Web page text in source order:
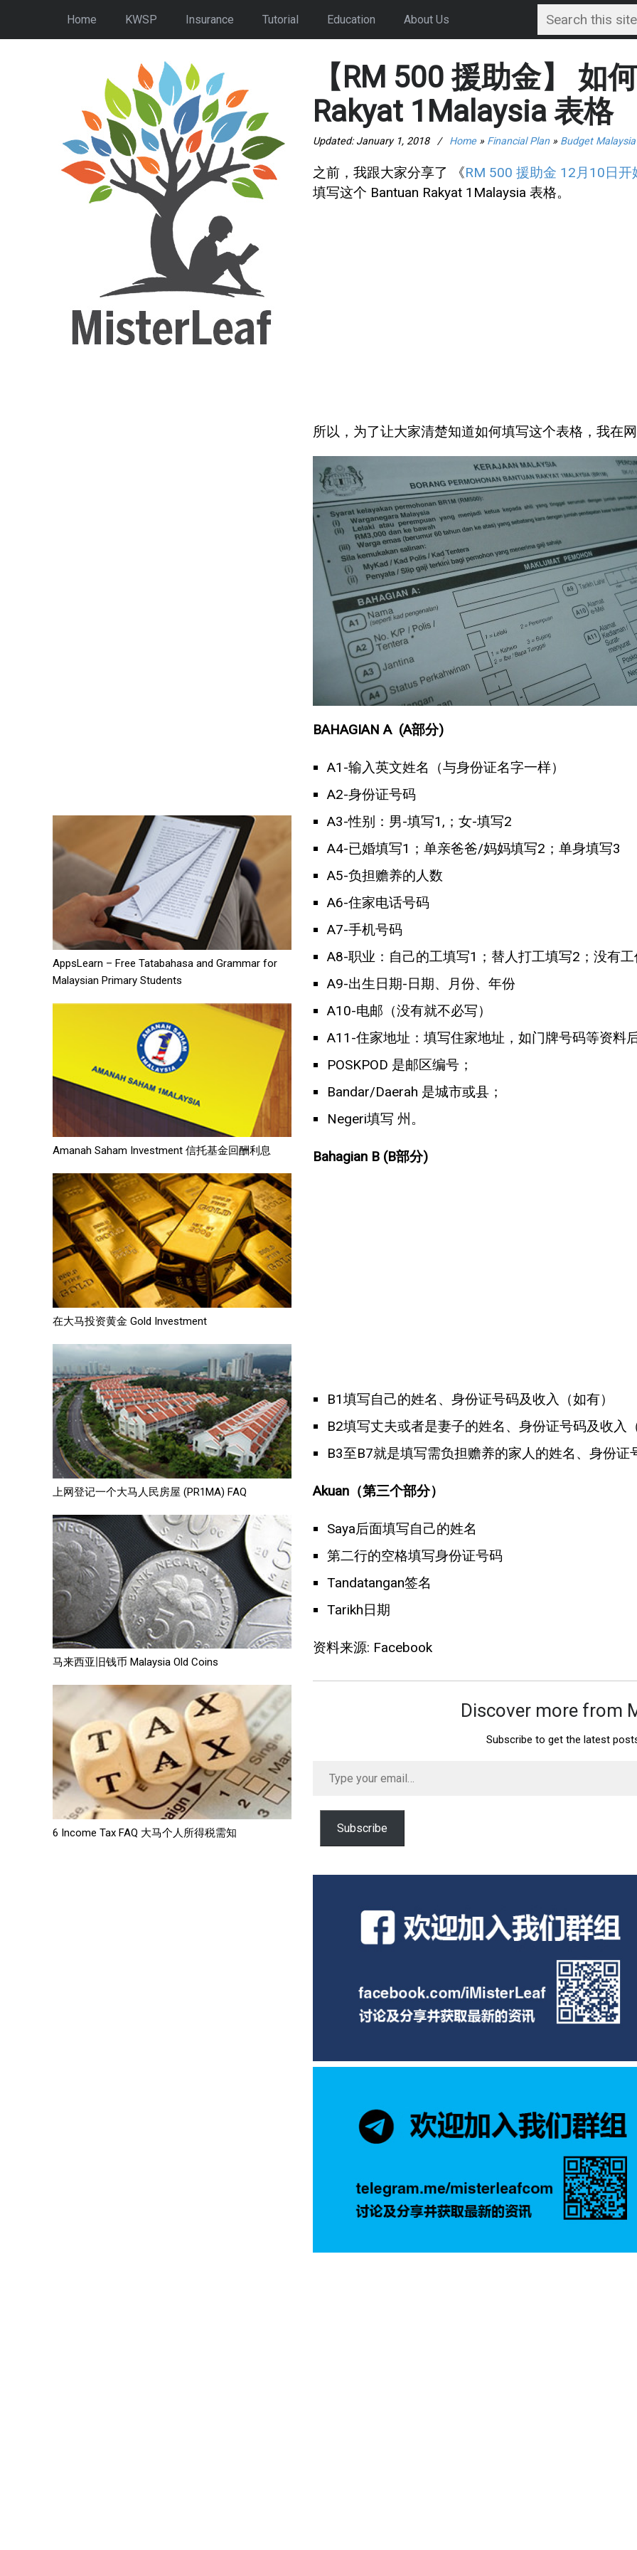
Home KWSP Insurance Tutorial Education About Us
AppsLearn – Free Tatabahasa and Grammar for
Malaysian Primary Students
Amanah Saham Investment 信托基金回酬利息
在大马投资黄金 Gold Investment
上网登记一个大马人民房屋 (PR1MA) FAQ
马来西亚旧钱币 Malaysia Old Coins
6 Income Tax FAQ 大马个人所得税需知
【RM 500 援助金】 如
Rakyat 1Malaysia 表格
Updated: January 1, 2018 / Home» Financial Plan» Budget Malaysia
之前，我跟大家分享了 《RM 500 援助金 12月10日开
填写这个 Bantuan Rakyat 1Malaysia 表格。
所以，为了让大家清楚知道如何填写这个表格，我在
BAHAGIAN A (A部分)
A1-输入英文姓名（与身份证名字一样）
A2-身份证号码
A3-性别：男-填写1,；女-填写2
A4-已婚填写1；单亲爸爸/妈妈填写2；单身填写3
A5-负担赡养的人数
A6-住家电话号码
A7-手机号码
A8-职业：自己的工填写1；替人打工填写2；没有工
A9-出生日期-日期、月份、年份
A10-电邮（没有就不必写）
A11-住家地址：填写住家地址，如门牌号码等资料
POSKPOD 是邮区编号；
Bandar/Daerah 是城市或县；
Negeri填写 州。
Bahagian B (B部分)
B1填写自己的姓名、身份证号码及收入（如有）
B2填写丈夫或者是妻子的姓名、身份证号码及收入
B3至B7就是填写需负担赡养的家人的姓名、身份证
Akuan（第三个部分）
Saya后面填写自己的姓名
第二行的空格填写身份证号码
Tandatangan签名
Tarikh日期
资料来源: Facebook
Discover more from
Subscribe to get the latest
your
Subscribe